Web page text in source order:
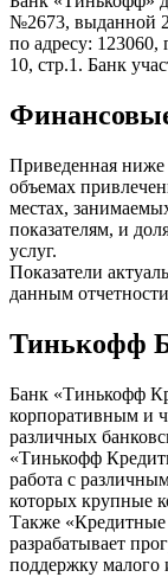
№2673, выданной
по адресу:
10, стр.1. Банк
Приведенная
объемах
местах,
показателям, и
услуг.
Показатели
данным
Тинькофф
Банк «Тинькофф
корпоративным и
различных
«Тинькофф
работа с
которых крупные
Также
разрабатывает
поддержку малого